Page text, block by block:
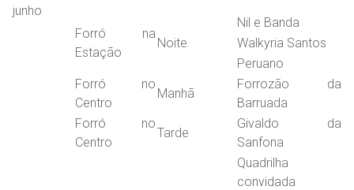
junho
Forró na
Estação
Noite
Nil e Banda
Walkyria Santos
Peruano
Forró no
Centro
Manhã
Forrozão da
Barruada
Forró no
Centro
Tarde
Givaldo da
Sanfona
Quadrilha
convidada